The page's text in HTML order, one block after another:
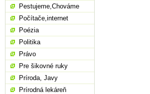
Pestujeme,Chováme
Počítače,internet
Poézia
Politika
Právo
Pre šikovné ruky
Príroda, Javy
Prírodná lekáreň